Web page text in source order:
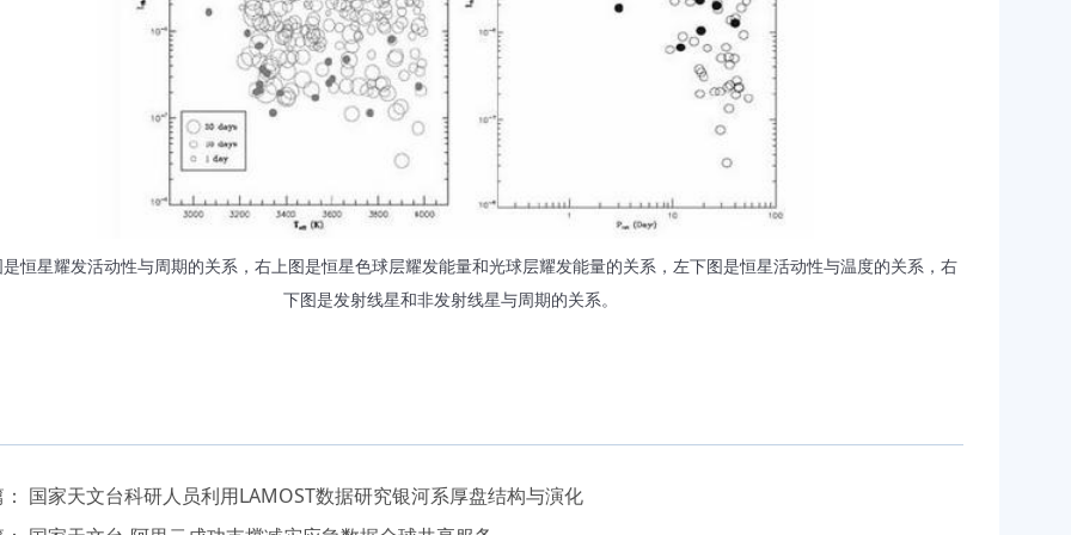
恒星耀发活动性与周期的关系，右上图是恒星色球层耀发能量和光球层耀发能量的关系，左下图是恒星活动性与温度的关系，右
下图是发射线星和非发射线星与周期的关系。
国家天文台科研人员利用LAMOST数据研究银河系厚盘结构与演化